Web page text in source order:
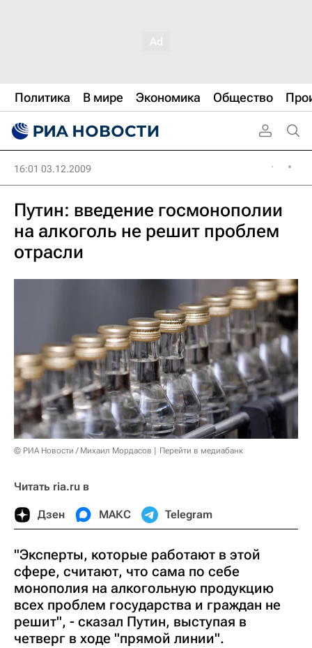
Политика В мире Экономика Общество
16:01 03.12.2009
Путин: введение госмонополии
на алкоголь не решит проблем
отрасли
© РИА Новости / Михаил Мордасов Перейти в медиабанк
Читать ria.ru в
Дзен МАКС Telegram
"Эксперты, которые работают в этой
сфере, считают, что сама по себе
монополия на алкогольную продукцию
всех проблем государства и граждан не
решит", - сказал Путин, выступая в
четверг в ходе "прямой линии".